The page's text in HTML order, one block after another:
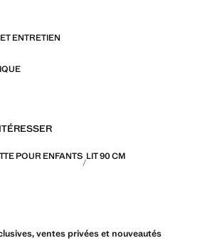
solde
ENTRETIEN
POUR ENFANTS LIT 90 CM
ventes privées et nouveautés